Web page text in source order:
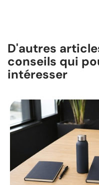
D'autres
conseils qui
intéresser